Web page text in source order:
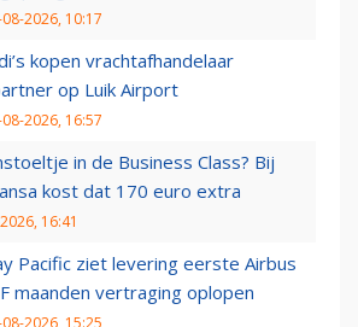
2026, 10:17
kopen vrachtafhandelaar
op Luik Airport
2026, 16:57
in de Business Class? Bij
kost dat 170 euro extra
16:41
Pacific ziet levering eerste Airbus
maanden vertraging oplopen
2026, 15:25